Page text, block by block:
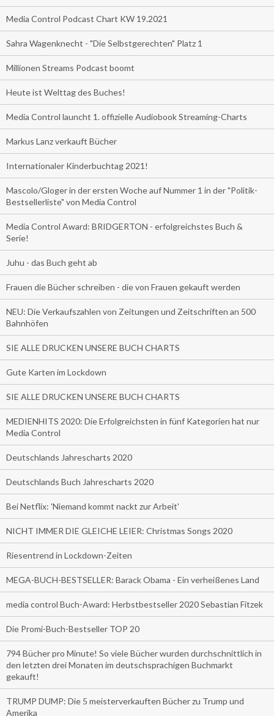
Media Control Podcast Chart KW 19.2021
Sahra Wagenknecht - "Die Selbstgerechten" Platz 1
Millionen Streams Podcast boomt
Heute ist Welttag des Buches!
Media Control launcht 1. offizielle Audiobook Streaming-Charts
Markus Lanz verkauft Bücher
Internationaler Kinderbuchtag 2021!
Mascolo/Gloger in der ersten Woche auf Nummer 1 in der "Politik-
Bestsellerliste" von Media Control
Media Control Award: BRIDGERTON - erfolgreichstes Buch &
Serie!
Juhu - das Buch geht ab
Frauen die Bücher schreiben - die von Frauen gekauft werden
NEU: Die Verkaufszahlen von Zeitungen und Zeitschriften an 500
Bahnhöfen
SIE ALLE DRUCKEN UNSERE BUCH CHARTS
Gute Karten im Lockdown
SIE ALLE DRUCKEN UNSERE BUCH CHARTS
MEDIENHITS 2020: Die Erfolgreichsten in fünf Kategorien hat nur
Media Control
Deutschlands Jahrescharts 2020
Deutschlands Buch Jahrescharts 2020
Bei Netflix: 'Niemand kommt nackt zur Arbeit'
NICHT IMMER DIE GLEICHE LEIER: Christmas Songs 2020
Riesentrend in Lockdown-Zeiten
MEGA-BUCH-BESTSELLER: Barack Obama - Ein verheißenes Land
media control Buch-Award: Herbstbestseller 2020 Sebastian Fitzek
Die Promi-Buch-Bestseller TOP 20
794 Bücher pro Minute! So viele Bücher wurden durchschnittlich in
den letzten drei Monaten im deutschsprachigen Buchmarkt
gekauft!
TRUMP DUMP: Die 5 meisterverkauften Bücher zu Trump und
Amerika